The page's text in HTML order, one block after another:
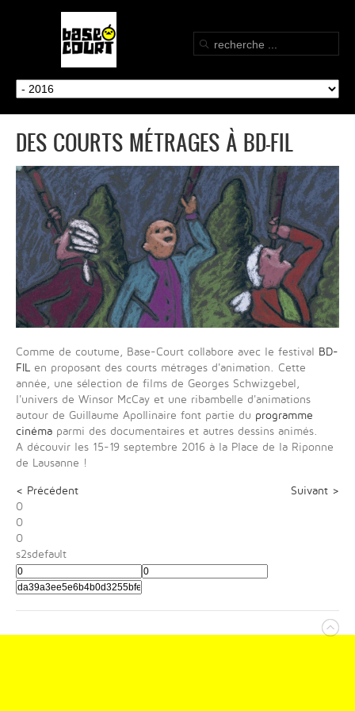
DES COURTS MÉTRAGES À BD-FIL
Comme de coutume, Base-Court collabore avec le festival
BD-
FIL en proposant des courts métrages d'animation. Cette
année, une sélection de films de Georges Schwizgebel,
l'univers de Winsor McCay et une ribambelle d'animations
autour de Guillaume Apollinaire font partie du programme
cinéma parmi des documentaires et autres dessins animés.
A découvir les 15-19 septembre 2016 à la Place de la Riponne
de Lausanne !
< Précédent
Suivant >
0
0
0
s2sdefault